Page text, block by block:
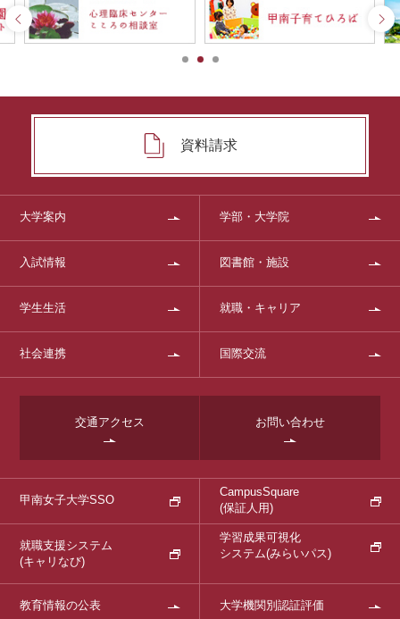
資料請求
大学案内 学部・大学院
入試情報 図書館・施設
学生生活 就職・キャリア
社会連携 国際交流
交通アクセス お問い合わせ
甲南女子大学SSO
CampusSquare
(保証人用)
就職支援システム
(キャリなび)
学習成果可視化
システム(みらいパス)
教育情報の公表 大学機関別認証評価